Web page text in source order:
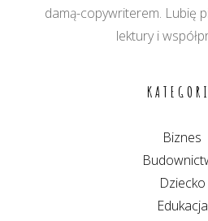
damą-copywriterem. Lubię
lektury i
Biznes
Dziecko
Edukacja